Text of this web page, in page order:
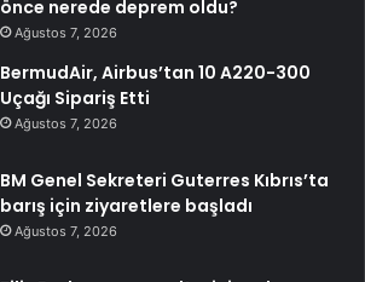
önce nerede deprem oldu?
Ağustos 7, 2026
BermudAir, Airbus’tan 10 A220-300
Uçağı Sipariş Etti
Ağustos 7, 2026
BM Genel Sekreteri Guterres Kıbrıs’ta
barış için ziyaretlere başladı
Ağustos 7, 2026